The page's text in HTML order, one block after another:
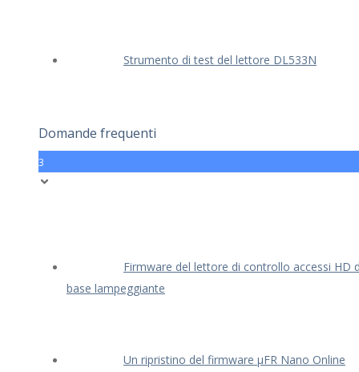
Strumento di test del lettore DL533N
Domande frequenti
3
Firmware del lettore di controllo accessi HD
base lampeggiante
Un ripristino del firmware μFR Nano Online